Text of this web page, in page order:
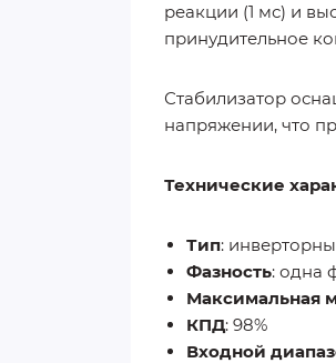
реакции (1 мс) и
принудительное
Стабилизатор
напряжении, что
Технические
Тип:
Фазность: одна
Максимальная
КПД: 98%
Входной